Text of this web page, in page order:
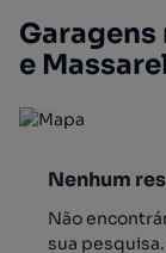
e
Nenhum
Não
sua